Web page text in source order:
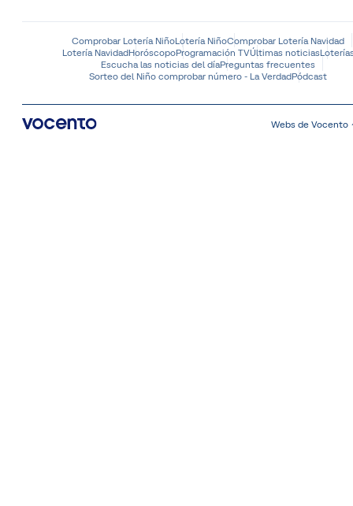
Comprobar Lotería NiñoLotería NiñoComprobar Lotería Navidad
Lotería NavidadHoróscopoProgramación TVÚltimas noticias
Escucha las noticias del díaPreguntas frecuentes
Sorteo del Niño comprobar número - La VerdadPódcast
Webs de Vocento